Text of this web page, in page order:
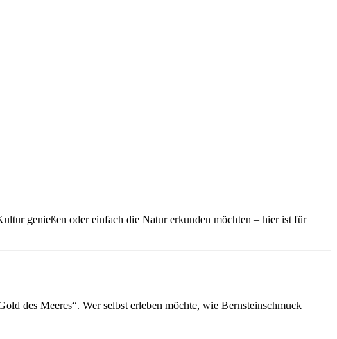
genießen oder einfach die Natur erkunden möchten – hier ist für
des Meeres“. Wer selbst erleben möchte, wie Bernsteinschmuck